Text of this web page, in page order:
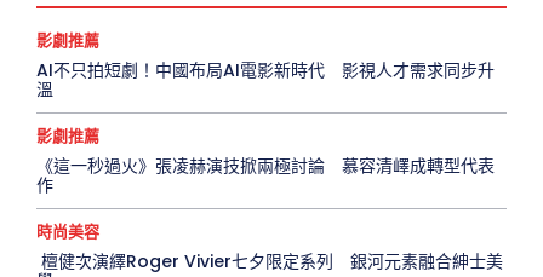
影劇推薦
AI不只拍短劇！中國布局AI電影新時代 影視人才需求同步升
溫
影劇推薦
《這一秒過火》張凌赫演技掀兩極討論 慕容清嶧成轉型代表
作
時尚美容
檀健次演繹Roger Vivier七夕限定系列 銀河元素融合紳士美